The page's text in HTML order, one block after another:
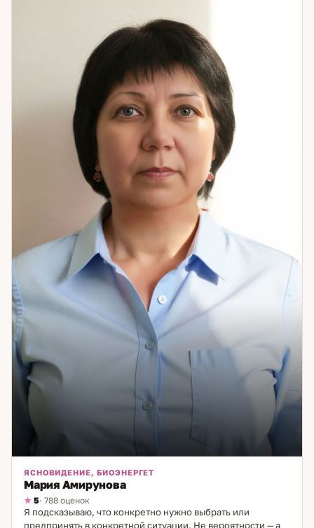
охлаждение в семье; финансы; любые ситуации, где нужна
ясность. Из практики: клиентка подозревала мужа в
измене. Расклад показал — муж верен, охлаждение
вызвано её уходом в работу. Осознав свою роль, женщина
изменила поведение. Семья сохранилась. Настоящее —
это то, что формирует будущее. Понять свою роль в нём —
значит получить реальный рычаг влияния.
ЯСНОВИДЕНИЕ, БИОЭНЕРГЕТ
Мария Амирунова
5· 788 оценок
Я подсказываю, что конкретно нужно выбрать или
предпринять в конкретной ситуации. Не вероятности — а